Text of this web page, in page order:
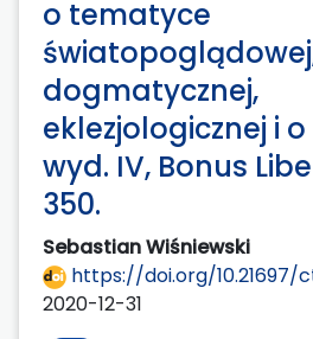
o tematyce
dogmatycznej,
eklezjologicznej i
wyd. IV, Bonus
350.
Sebastian Wiśniewski
https://doi.org/10.21697/
2020-12-31